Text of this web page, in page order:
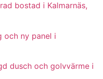
bostad i Kalmarnäs,
och ny panel i
dusch och golvvärme i